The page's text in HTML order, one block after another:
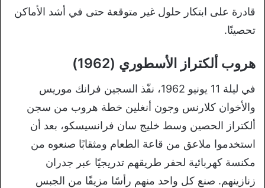
قادرة على ابتكار حلول غير متوقعة حتى في أشد الأماكن
تحصينًا.
هروب ألكتراز الأسطوري (1962)
في ليلة 11 يونيو 1962، نفّذ السجين فرانك موريس
والأخوان كلارنس وجون أنغلين خطة هروب من سجن
ألكتراز الحصين وسط خليج سان فرانسيسكو، بعد أن
استخدموا ملاعق من قاعة الطعام ومثقابًا صنعوه من
مكنسة كهربائية لحفر طريقهم تدريجيًا عبر جدران
زنازينهم. صنع كل واحد منهم رأسًا مزيفًا من الجبس